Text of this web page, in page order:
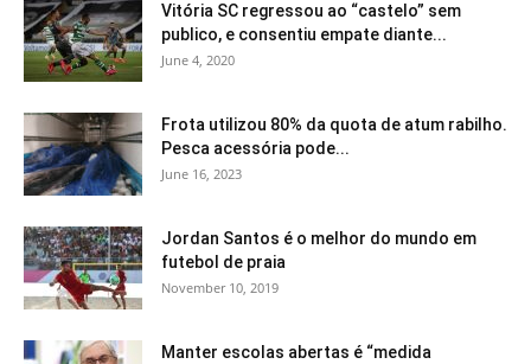
Vitória SC regressou ao “castelo” sem
publico, e consentiu empate diante...
June 4, 2020
Frota utilizou 80% da quota de atum rabilho.
Pesca acessória pode...
June 16, 2023
Jordan Santos é o melhor do mundo em
futebol de praia
November 10, 2019
Manter escolas abertas é “medida